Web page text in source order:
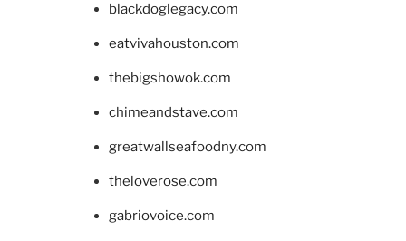
blackdoglegacy.com
eatvivahouston.com
thebigshowok.com
chimeandstave.com
greatwallseafoodny.com
theloverose.com
gabriovoice.com